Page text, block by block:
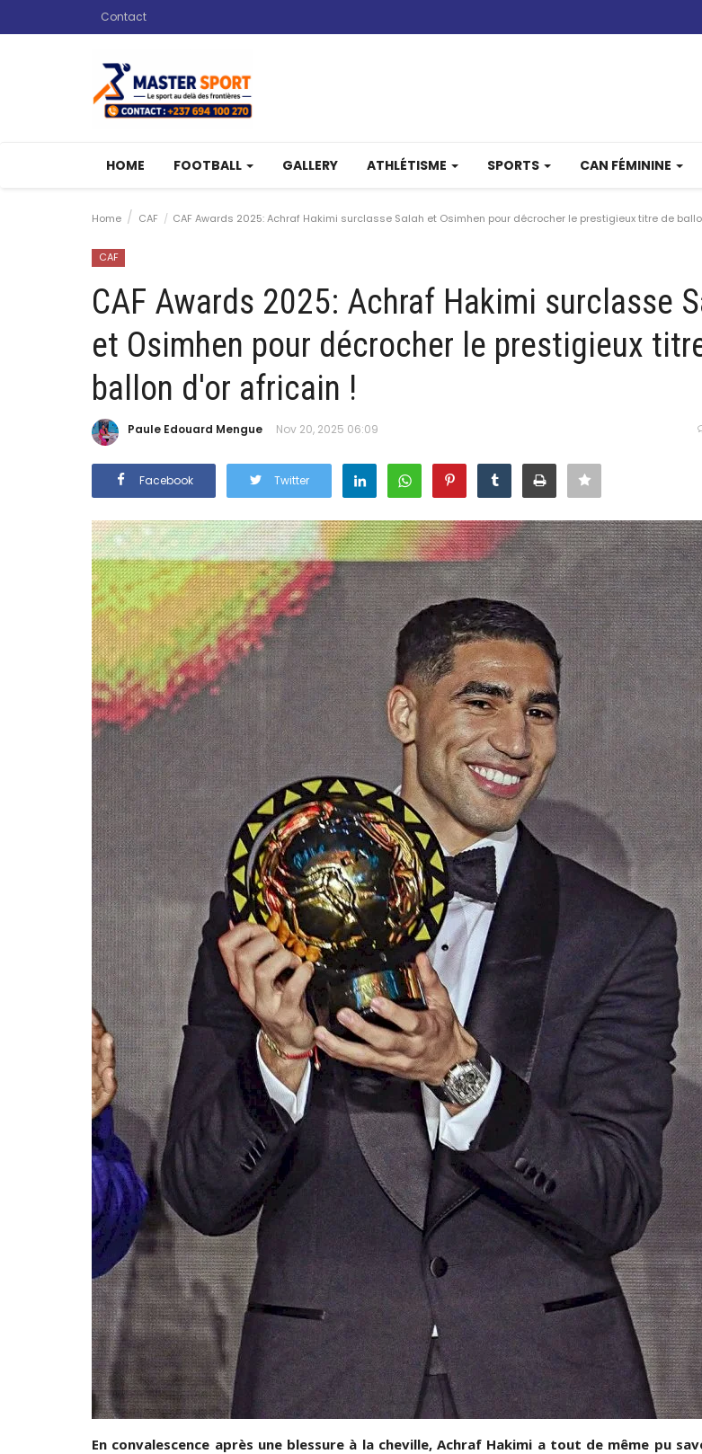
Contact
HOME FOOTBALL GALLERY ATHLÉTISME SPORTS CAN FÉMININE
Home CAF CAF Awards 2025: Achraf Hakimi surclasse Salah et Osimhen pour décrocher le prestigieux titre de
CAF
CAF Awards 2025: Achraf Hakimi surclasse
et Osimhen pour décrocher le prestigieux
ballon d'or africain !
Paule Edouard Mengue Nov 20, 2025 06:09
Facebook Twitter
En convalescence après une blessure à la cheville, Achraf Hakimi a tout de même pu
Arroga d’avoir
Rugby
FÉDÉRATION BURKINABÈ DE RUGBY :
l'équipe NATIONALE EN STAGE...
Paule Edouard Mengue Dec 30, 2020 0 924
Athlétisme
Athlétisme : Douala accueille le
interclubs...
Paule Edouard Mengue Mar 27, 2026 0